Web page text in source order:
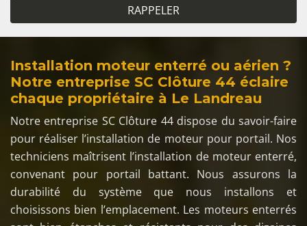
Installation moteur enterré ou aérien ?
Notre entreprise SC Clôture 44 éclaire
chaque propriétaire à Le Landreau
Notre entreprise SC Clôture 44 dispose du savoir-faire
pour réaliser l’installation de moteur pour portail. Nos
techniciens maîtrisent l’installation de moteur enterré,
convenant pour portail battant. Nous assurons la
durabilité du système que nous installons et
choisissons bien l’emplacement. Les moteurs enterrés